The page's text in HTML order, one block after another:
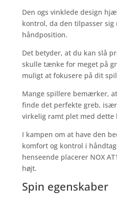
Den ogs vinklede design
kontrol, da den tilpasser
håndposition.
Det betyder, at du kan slå
skulle tænke for meget på
muligt at fokusere på dit
Mange spillere bemærker,
finde det perfekte greb,
virkelig ramt plet med dette
I kampen om at have den
komfort og kontrol i
henseende placerer NOX
højt.
Spin egenskaber